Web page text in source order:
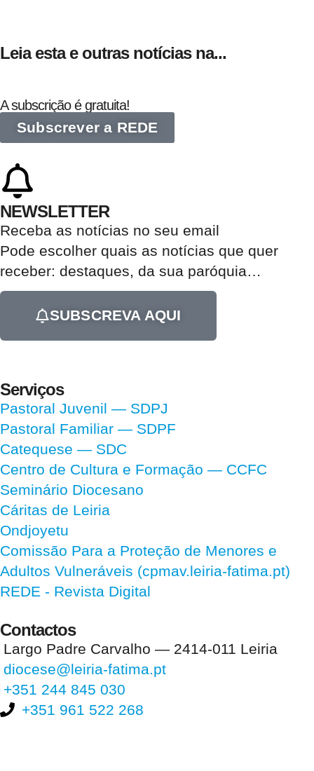
Leia esta e outras notícias na...
A subscrição é gratuita!
Subscrever a REDE
NEWSLETTER
Receba as notícias no seu email​
Pode escolher quais as notícias que quer
receber: destaques, da sua paróquia…
SUBSCREVA AQUI
Serviços
Pastoral Juvenil — SDPJ
Pastoral Familiar — SDPF
Catequese — SDC
Centro de Cultura e Formação — CCFC
Seminário Diocesano
Cáritas de Leiria
Ondjoyetu
Comissão Para a Proteção de Menores e
Adultos Vulneráveis (cpmav.leiria-fatima.pt)
REDE - Revista Digital
Contactos
Largo Padre Carvalho — 2414-011 Leiria
diocese@leiria-fatima.pt
+351 244 845 030
+351 961 522 268